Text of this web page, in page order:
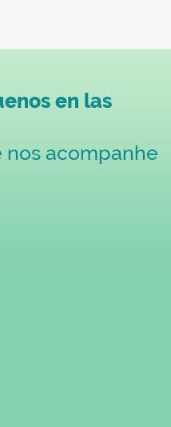
en las
nos acompanhe